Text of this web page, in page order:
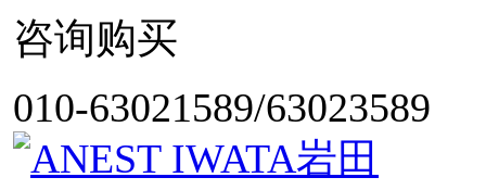
咨询购买
010-63021589/63023589